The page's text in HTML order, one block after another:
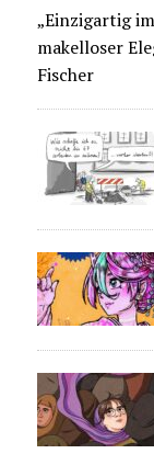
„Einzigartig
makelloser
Fischer